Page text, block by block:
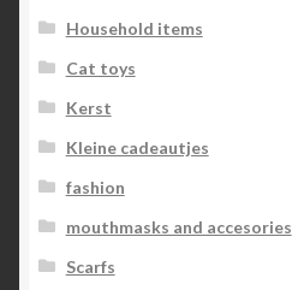
Household items
Cat toys
Kerst
Kleine cadeautjes
fashion
mouthmasks and accesories
Scarfs